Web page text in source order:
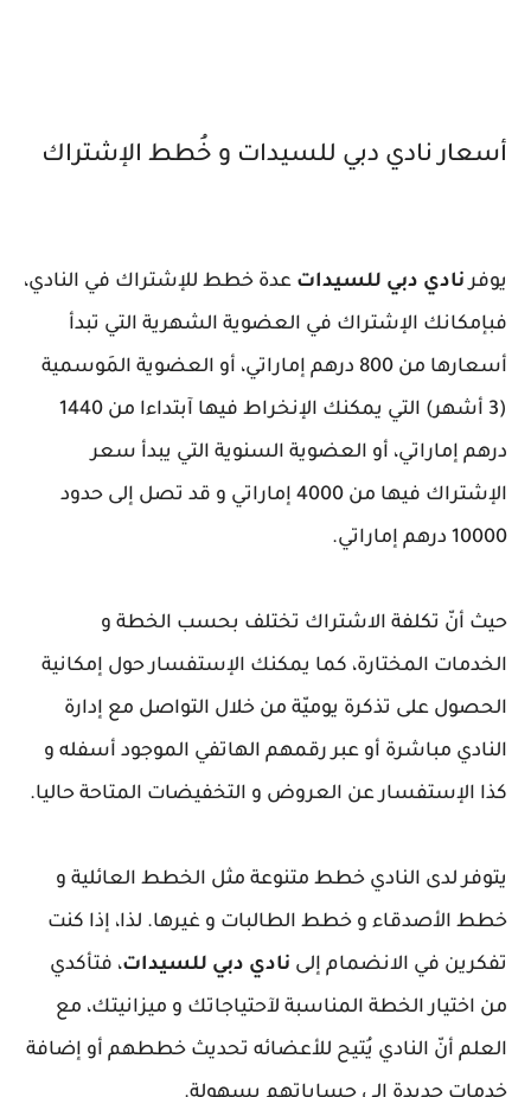
أسعار نادي دبي للسيدات و خُطط الإشتراك
يوفر نادي دبي للسيدات عدة خطط للإشتراك في النادي،
فبإمكانك الإشتراك في العضوية الشهرية التي تبدأ
أسعارها من 800 درهم إماراتي، أو العضوية المَوسمية
(3 أشهر) التي يمكنك الإنخراط فيها آبتداءا من 1440
درهم إماراتي، أو العضوية السنوية التي يبدأ سعر
الإشتراك فيها من 4000 إماراتي و قد تصل إلى حدود
10000 درهم إماراتي.
حيث أنّ تكلفة الاشتراك تختلف بحسب الخطة و
الخدمات المختارة، كما يمكنك الإستفسار حول إمكانية
الحصول على تذكرة يوميّة من خلال التواصل مع إدارة
النادي مباشرة أو عبر رقمهم الهاتفي الموجود أسفله و
كذا الإستفسار عن العروض و التخفيضات المتاحة حاليا.
يتوفر لدى النادي خطط متنوعة مثل الخطط العائلية و
خطط الأصدقاء و خطط الطالبات و غيرها. لذا، إذا كنت
تفكرين في الانضمام إلى نادي دبي للسيدات، فتأكدي
من اختيار الخطة المناسبة لآحتياجاتك و ميزانيتك، مع
العلم أنّ النادي يُتيح للأعضائه تحديث خططهم أو إضافة